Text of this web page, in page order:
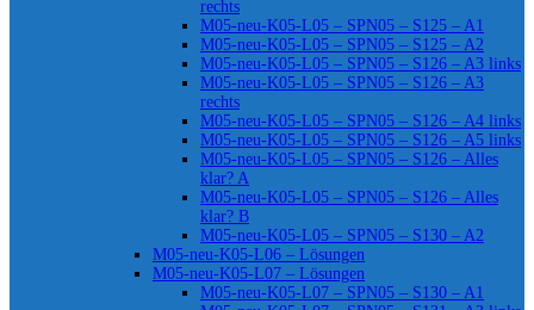
rechts
M05-neu-K05-L05 – SPN05 – S125 – A1
M05-neu-K05-L05 – SPN05 – S125 – A2
M05-neu-K05-L05 – SPN05 – S126 – A3 links
M05-neu-K05-L05 – SPN05 – S126 – A3
rechts
M05-neu-K05-L05 – SPN05 – S126 – A4 links
M05-neu-K05-L05 – SPN05 – S126 – A5 links
M05-neu-K05-L05 – SPN05 – S126 – Alles
klar? A
M05-neu-K05-L05 – SPN05 – S126 – Alles
klar? B
M05-neu-K05-L05 – SPN05 – S130 – A2
M05-neu-K05-L06 – Lösungen
M05-neu-K05-L07 – Lösungen
M05-neu-K05-L07 – SPN05 – S130 – A1